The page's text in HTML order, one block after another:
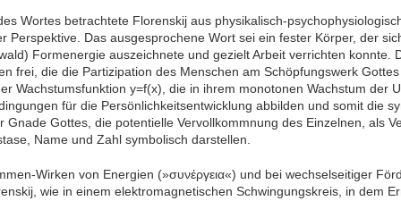
Wortes betrachtete Florenskij aus physikalisch-
Perspektive. Das ausgesprochene Wort sei ein fester Körper, der
Formenergie auszeichnete und gezielt Arbeit verrichten konnte.
frei, die die Partizipation des Menschen am Schöpfungswerk
Wachstumsfunktion y=f(x), die in ihrem monotonen Wachstum der
für die Persönlichkeitsentwicklung abbilden und somit die
Gnade Gottes, die potentielle Vervollkommnung des Einzelnen, als
Name und Zahl symbolisch darstellen.
Wirken von Energien (»συνέργεια«) und bei wechselseitiger
wie in einem elektromagnetischen Schwingungskreis, in dem